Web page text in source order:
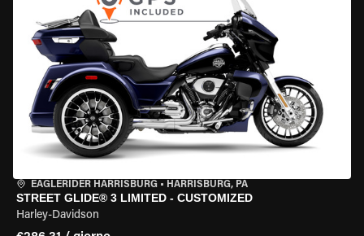
EAGLERIDER HARRISBURG • HARRISBURG, PA
STREET GLIDE® 3 LIMITED - CUSTOMIZED
Harley-Davidson